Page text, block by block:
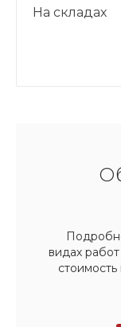
На складах
видах